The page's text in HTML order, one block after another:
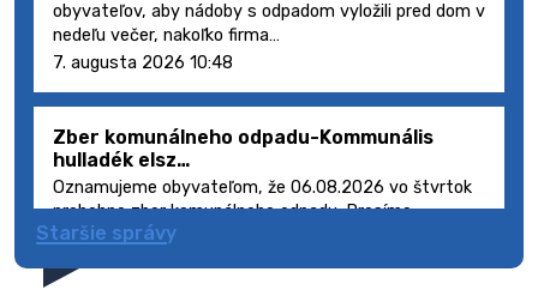
obyvateľov, aby nádoby s odpadom vyložili pred dom v
nedeľu večer, nakoľko firma…
7. augusta 2026 10:48
Zber komunálneho odpadu-Kommunális
hulladék elsz…
Oznamujeme obyvateľom, že 06.08.2026 vo štvrtok
prebehne zber komunálneho odpadu. Prosíme
obyvateľov, aby smetné nádoby s odpadom vyložili
5. augusta 2026 08:41
Staršie správy